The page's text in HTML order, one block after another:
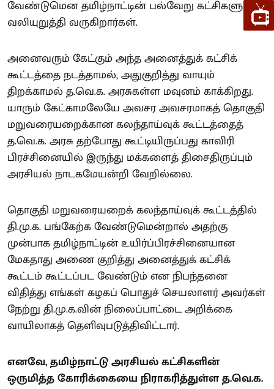
வேண்டுமென தமிழ்நாட்டின் பல்வேறு கட்சிகளும்
வலியுறுத்தி வருகிறார்கள்.
அனைவரும் கேட்கும் அந்த அனைத்துக் கட்சிக்
கூட்டத்தை நடத்தாமல், அதுகுறித்து வாயும்
திறக்காமல் த.வெ.க. அரசுகள்ள மவுனம் காக்கிறது.
யாரும் கேட்காமலேயே அவசர அவசரமாகத் தொகுதி
மறுவரையறைக்கான கலந்தாய்வுக் கூட்டத்தைத்
த.வெ.க. அரசு தற்போது கூட்டியிருப்பது காவிரி
பிரச்சினையில் இருந்து மக்களைத் திசைதிருப்பும்
அரசியல் நாடகமேயன்றி வேறில்லை.
தொகுதி மறுவரையறைக் கலந்தாய்வுக் கூட்டத்தில்
தி.மு.க. பங்கேற்க வேண்டுமென்றால் அதற்கு
முன்பாக தமிழ்நாட்டின் உயிர்ப்பிரச்சினையான
மேகதாது அணை குறித்து அனைத்துக் கட்சிக்
கூட்டம் கூட்டப்பட வேண்டும் என நிபந்தனை
விதித்து எங்கள் கழகப் பொதுச் செயலாளர் அவர்கள்
நேற்று தி.மு.க.வின் நிலைப்பாட்டை அறிக்கை
வாயிலாகத் தெளிவுபடுத்திவிட்டார்.
எனவே, தமிழ்நாட்டு அரசியல் கட்சிகளின்
ஒருமித்த கோரிக்கையை நிராகரித்துள்ள த.வெ.க.